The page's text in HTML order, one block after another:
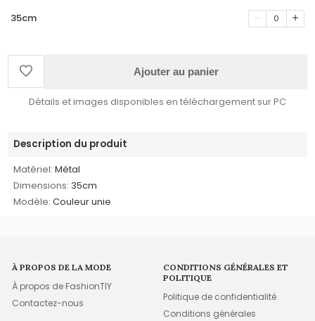
35cm 0
Ajouter au panier
Détails et images disponibles en téléchargement sur PC
Description du produit
Matériel: Métal
Dimensions: 35cm
Modèle: Couleur unie
À PROPOS DE LA MODE
À propos de FashionTIY
Contactez-nous
CONDITIONS GÉNÉRALES ET
POLITIQUE
Politique de confidentialité
Conditions générales